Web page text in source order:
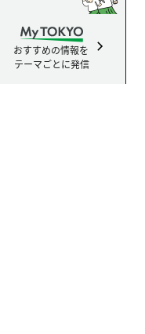
おすすめの情報を
テーマごとに発信